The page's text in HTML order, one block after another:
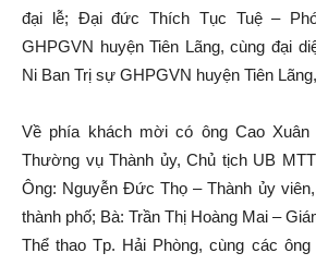
đại lễ; Đại đức Thích Tục Tuệ –
GHPGVN huyện Tiên Lãng, cùng đại
Ni Ban Trị sự GHPGVN huyện Tiên
Về phía khách mời có ông Cao
Thường vụ Thành ủy, Chủ tịch UB
Ông: Nguyễn Đức Thọ – Thành ủy
thành phố; Bà: Trần Thị Hoàng Mai –
Thể thao Tp. Hải Phòng, cùng các